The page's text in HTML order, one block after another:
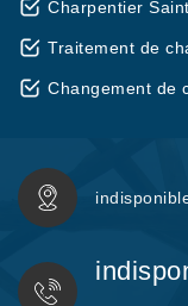
Charpentier
Traitement de
Changement de